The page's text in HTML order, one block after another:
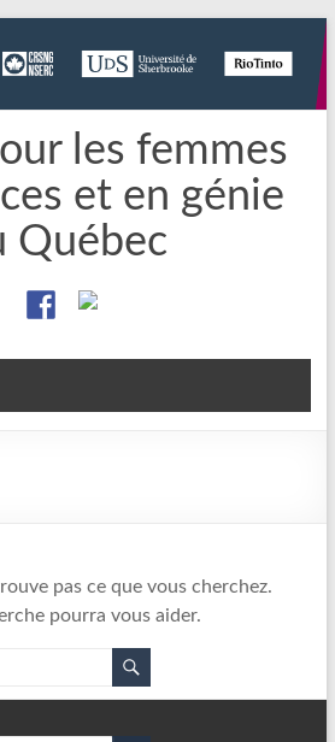
les femmes
et en génie
Québec
pas ce que vous cherchez.
pourra vous aider.